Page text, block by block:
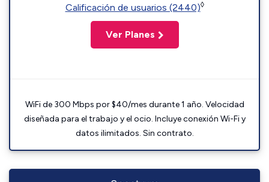
Calificación de usuarios (2440)◊
Ver Planes
WiFi de 300 Mbps por $40/mes durante 1 año. Velocidad
diseñada para el trabajo y el ocio. Incluye conexión Wi-Fi y
datos ilimitados. Sin contrato.